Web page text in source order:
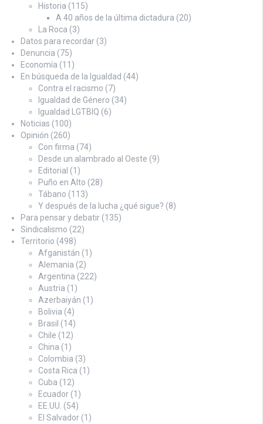
Historia (115)
A 40 años de la última dictadura (20)
La Roca (3)
Datos para recordar (3)
Denuncia (75)
Economía (11)
En búsqueda de la Igualdad (44)
Contra el racismo (7)
Igualdad de Género (34)
Igualdad LGTBIQ (6)
Noticias (100)
Opinión (260)
Con firma (74)
Desde un alambrado al Oeste (9)
Editorial (1)
Puño en Alto (28)
Tábano (113)
Y después de la lucha ¿qué sigue? (8)
Para pensar y debatir (135)
Sindicalismo (22)
Territorio (498)
Afganistán (1)
Alemania (2)
Argentina (222)
Austria (1)
Azerbaiyán (1)
Bolivia (4)
Brasil (14)
Chile (12)
China (1)
Colombia (3)
Costa Rica (1)
Cuba (12)
Ecuador (1)
EE.UU. (54)
El Salvador (1)